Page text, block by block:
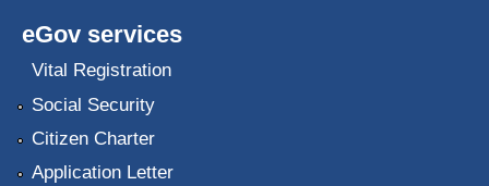
eGov services
Vital Registration
Social Security
Citizen Charter
Application Letter